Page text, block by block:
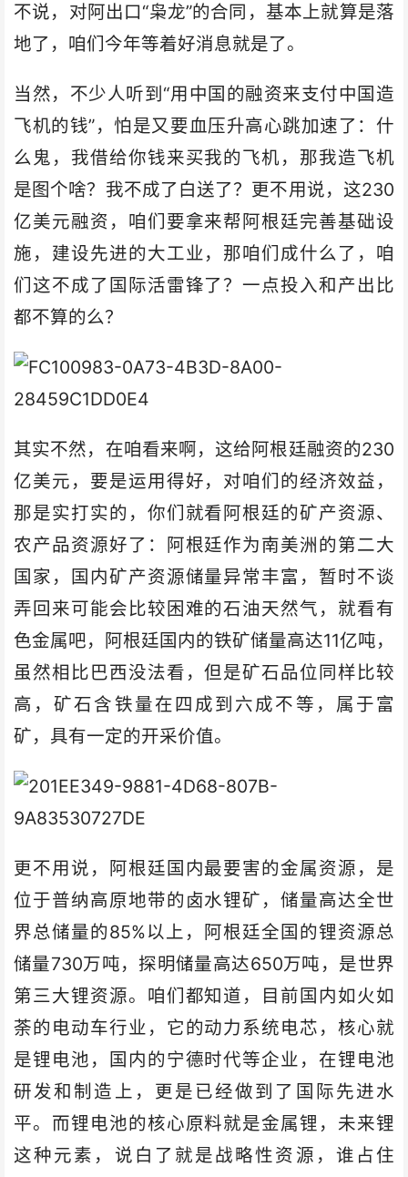
不说，对阿出口“枭龙”的合同，基本上就算是落
地了，咱们今年等着好消息就是了。
当然，不少人听到“用中国的融资来支付中国造
飞机的钱”，怕是又要血压升高心跳加速了：什
么鬼，我借给你钱来买我的飞机，那我造飞机
是图个啥？我不成了白送了？更不用说，这230
亿美元融资，咱们要拿来帮阿根廷完善基础设
施，建设先进的大工业，那咱们成什么了，咱
们这不成了国际活雷锋了？一点投入和产出比
都不算的么？
其实不然，在咱看来啊，这给阿根廷融资的230
亿美元，要是运用得好，对咱们的经济效益，
那是实打实的，你们就看阿根廷的矿产资源、
农产品资源好了：阿根廷作为南美洲的第二大
国家，国内矿产资源储量异常丰富，暂时不谈
弄回来可能会比较困难的石油天然气，就看有
色金属吧，阿根廷国内的铁矿储量高达11亿吨，
虽然相比巴西没法看，但是矿石品位同样比较
高，矿石含铁量在四成到六成不等，属于富
矿，具有一定的开采价值。
更不用说，阿根廷国内最要害的金属资源，是
位于普纳高原地带的卤水锂矿，储量高达全世
界总储量的85%以上，阿根廷全国的锂资源总
储量730万吨，探明储量高达650万吨，是世界
第三大锂资源。咱们都知道，目前国内如火如
荼的电动车行业，它的动力系统电芯，核心就
是锂电池，国内的宁德时代等企业，在锂电池
研发和制造上，更是已经做到了国际先进水
平。而锂电池的核心原料就是金属锂，未来锂
这种元素，说白了就是战略性资源，谁占住